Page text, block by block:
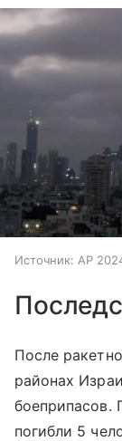
Источник: AP
После
районах
боеприпасов.
погибли 5